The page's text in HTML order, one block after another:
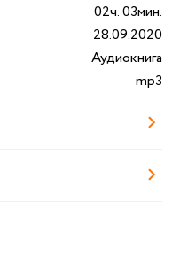
02ч. 03мин.
28.09.2020
Аудиокнига
mp3